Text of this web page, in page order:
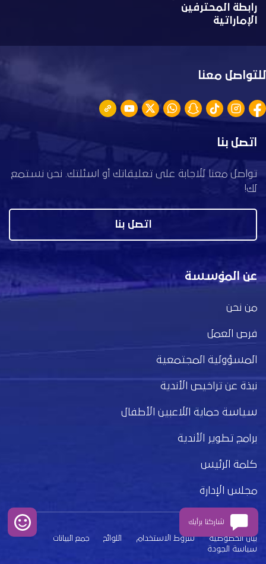
رابطة المحترفين
الإماراتية
للتواصل معنا
اتصل بنا
تواصل معنا للاجابة على تعليقاتك أو اسئلتك. نحن نستمع
لك!
اتصل بنا
عن المؤسسة
من نحن
فرص العمل
المسؤولية المجتمعية
نبذة عن تراخيص الأندية
سياسة حماية اللاعبين الأطفال
برامج تطوير الأندية
كلمة الرئيس
مجلس الإدارة
بيان الخصوصية شروط الاستخدام اللوائح
جمع البيانات
سياسة الجودة
شاركنا برأيك